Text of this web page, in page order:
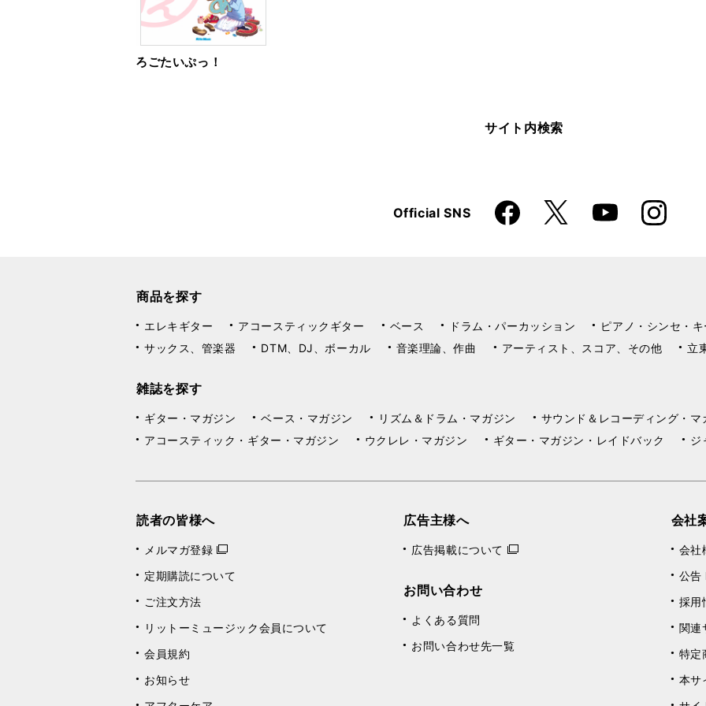
ろごたいぷっ！
サイト内検索
Official SNSFaceboo
k
X YouTube Instagra
m
商品を探す
エレキギター アコースティックギター ベース ドラム・パーカッション ピアノ・シンセ・キ
サックス、管楽器
DTM、DJ、ボーカル 音楽理論、作曲 アーティスト、スコア、その他 立
雑誌を探す
ギター・マガジン ベース・マガジン リズム＆ドラム・マガジン
サウンド＆レコーディング・マ
アコースティック・ギター・マガジン
ウクレレ・マガジン ギター・マガジン・レイドバック ジ
読者の皆様へ
メルマガ登録
定期購読について
ご注文方法
リットーミュージック会員について
会員規約
お知らせ
広告主様へ
広告掲載について
お問い合わせ
よくある質問
お問い合わせ先一覧
会社
会社
公告
採用
関連
特定
本サ